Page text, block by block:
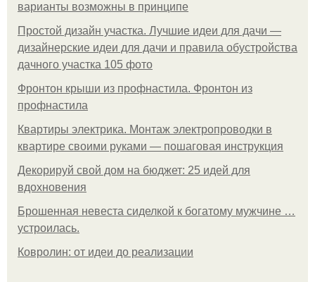
варианты возможны в принципе
Простой дизайн участка. Лучшие идеи для дачи —
дизайнерские идеи для дачи и правила обустройства
дачного участка 105 фото
Фронтон крыши из профнастила. Фронтон из
профнастила
Квартиры электрика. Монтаж электропроводки в
квартире своими руками — пошаговая инструкция
Декорируй свой дом на бюджет: 25 идей для
вдохновения
Брошенная невеста сиделкой к богатому мужчине …
устроилась.
Ковролин: от идеи до реализации